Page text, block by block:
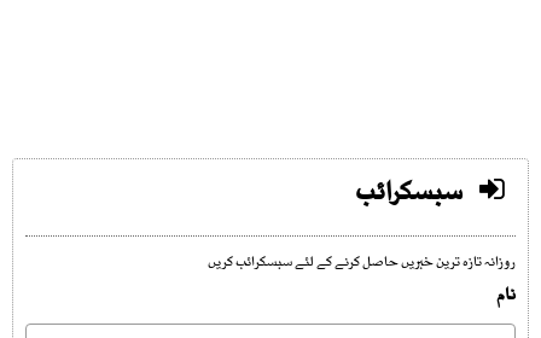
سبسکرائب
روزانہ تازہ ترین خبریں حاصل کرنے کے لئے سبسکرائب کریں
نام